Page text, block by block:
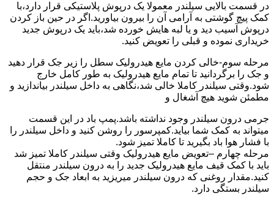
در قسمت بالایی سیلندر معمولا یک درپوش پلاستیکی قرار دارد،با
کمک پیچ گوشتی به آرامی آن را بیرون بیاورید.اگر در حین باز کردن
درپوش آسیب دید و یا لبه هایش خورده شد،باید یک درپوش جدید
خریداری نموده و قبلی را تعویض کنید.
مرحله سوم-خالی کردن مایع هیدرولیک سطل را زیر جک قرار دهید
و جک را برگردانید تا تمام مایع هیدرولیک به طور کامل خارج
شود.وقتی سیلندر کاملا خالی شد،نگاهی به داخل سیلندر بیاندازید و
مطمئن شوید هیچ آشغال و
جرمی درون سیلندر وجود نداشته باشد.پمپ باد در این قسمت
میتواند به کمک شما بیاید.کمپرسور را روشن کنید و داخل سیلندر را
با فشار هوا باد بگیرید تا کاملا تمیز شود.
مرحله چهارم –تعویض مایع هیدرولیک وقتی سیلندر کاملا تمیز شد
باید با کمک قیف مایع هیدرولیک جدید را به درون سیلندر منتقل
کنید.مقدار روغنی که درون سیلندر میریزید به ابعاد جک و حجم
سیلندر بستگی دارد.